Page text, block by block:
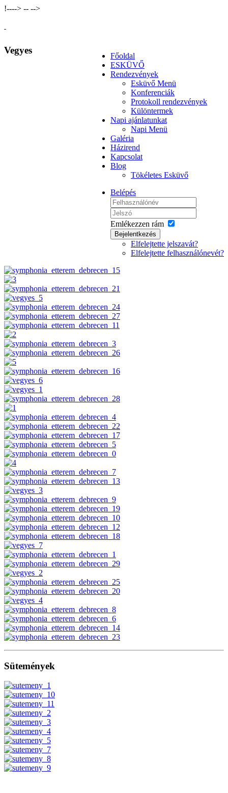
!----> -- -->
Főoldal
ESKÜVŐ
Rendezvények
Esküvő Menü
Konferenciák
Protokoll rendezvények
Különtermek
Napi ajánlatunkat
Napi Menü
Galéria
Házirend
Kapcsolat
Blog
Tökéletes Esküvő
Belépés
Emlékezzen rám
Bejelentkezés
Elfelejtette jelszavát?
Elfelejtette felhasználónevét?
Vegyes
Sütemények